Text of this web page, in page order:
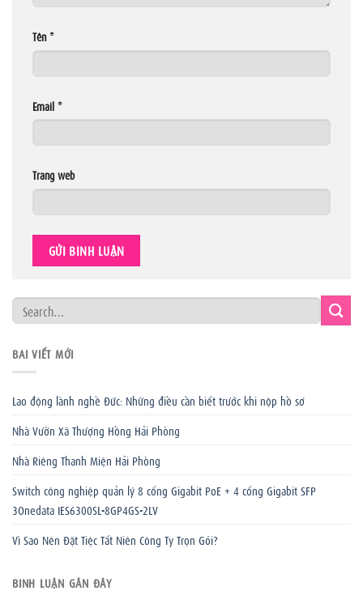
Tên *
Email *
Trang web
BÀI VIẾT MỚI
Lao động lành nghề Đức: Những điều cần biết trước khi nộp hồ sơ
Nhà Vườn Xã Thượng Hồng Hải Phòng
Nhà Riêng Thanh Miện Hải Phòng
Switch công nghiệp quản lý 8 cổng Gigabit PoE + 4 cổng Gigabit SFP
3Onedata IES6300SL-8GP4GS-2LV
Vì Sao Nên Đặt Tiệc Tất Niên Công Ty Trọn Gói?
BÌNH LUẬN GẦN ĐÂY